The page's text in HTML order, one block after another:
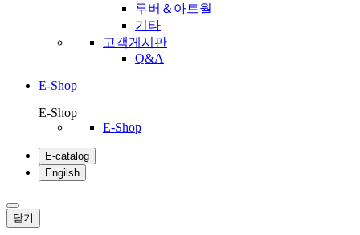
루버＆아트월
기타
고객게시판
Q&A
E-Shop
E-Shop
E-Shop
E-catalog
Engilsh
닫기